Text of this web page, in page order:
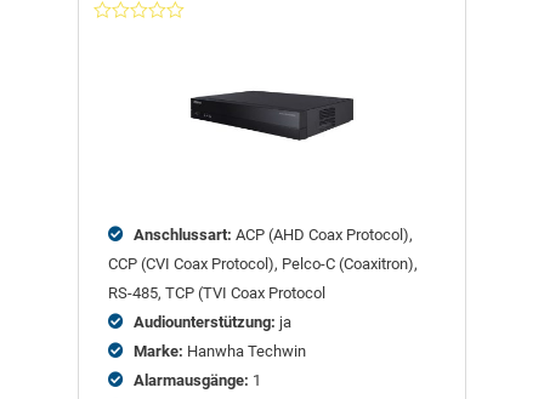
Anschlussart: ACP (AHD Coax Protocol),
CCP (CVI Coax Protocol), Pelco-C (Coaxitron),
RS-485, TCP (TVI Coax Protocol
Audiounterstützung: ja
Marke: Hanwha Techwin
Alarmausgänge: 1